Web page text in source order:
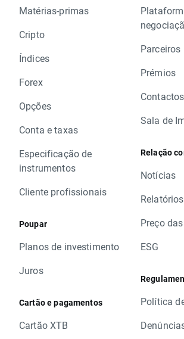
Matérias-primas
Cripto
Índices
Forex
Opções
Conta e taxas
Especificação de
instrumentos
Cliente profissionais
Poupar
Planos de investimento
Juros
Cartão e pagamentos
Cartão XTB
Parceiros
Prémios
Contactos
Sala de
Relação
Notícias
Relatórios
Preço
ESG
Política